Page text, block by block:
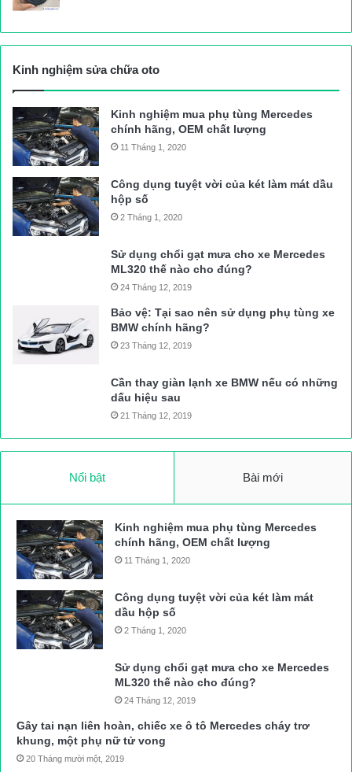
Kinh nghiệm sửa chữa oto
Kinh nghiệm mua phụ tùng Mercedes
chính hãng, OEM chất lượng
11 Tháng 1, 2020
Công dụng tuyệt vời của két làm mát dầu
hộp số
2 Tháng 1, 2020
Sử dụng chổi gạt mưa cho xe Mercedes
ML320 thế nào cho đúng?
24 Tháng 12, 2019
Bảo vệ: Tại sao nên sử dụng phụ tùng xe
BMW chính hãng?
23 Tháng 12, 2019
Cần thay giàn lạnh xe BMW nếu có những
dấu hiệu sau
21 Tháng 12, 2019
Nổi bật Bài mới
Kinh nghiệm mua phụ tùng Mercedes
chính hãng, OEM chất lượng
11 Tháng 1, 2020
Công dụng tuyệt vời của két làm mát
dầu hộp số
2 Tháng 1, 2020
Sử dụng chổi gạt mưa cho xe Mercedes
ML320 thế nào cho đúng?
24 Tháng 12, 2019
Gây tai nạn liên hoàn, chiếc xe ô tô Mercedes cháy trơ
khung, một phụ nữ tử vong
20 Tháng mười một, 2019